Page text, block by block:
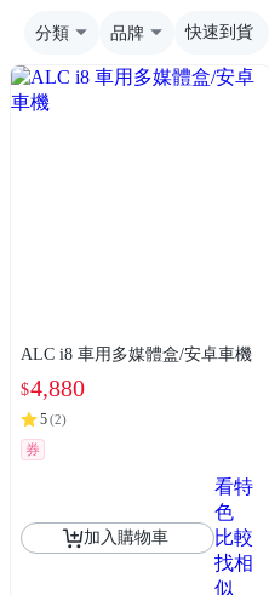
分類 品牌 快速到貨
ALC i8 車用多媒體盒/安卓車機
$4,880
5(2)
券
加入購物車
看特
色
比較
找相
似